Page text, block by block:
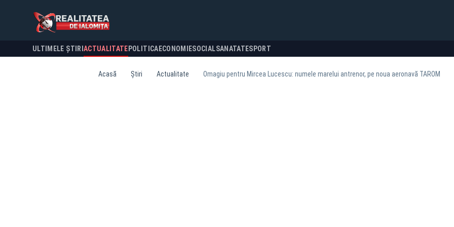
ULTIMELE ȘTIRI ACTUALITATE POLITICA ECONOMIESOCIALSANATATESPORT
Acasă Știri Actualitate Omagiu pentru Mircea Lucescu: numele marelui antrenor, pe noua aeronavă TAROM